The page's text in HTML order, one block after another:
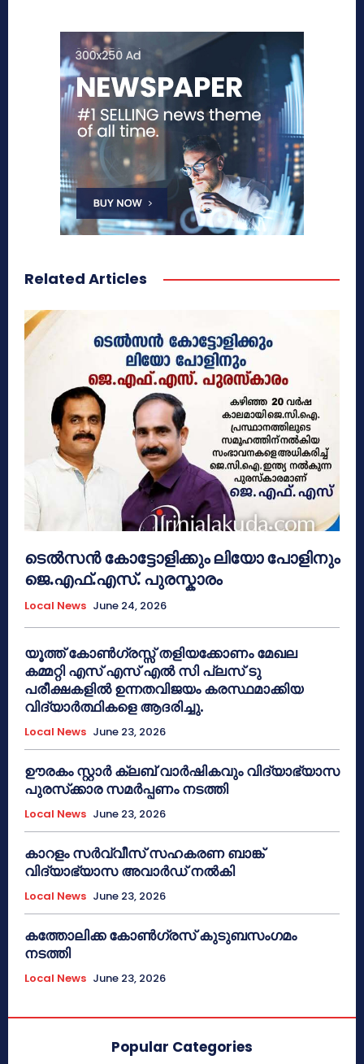
Related Articles
ടെൽസൻ കോട്ടോളിക്കും ലിയോ പോളിനും
ജെ.എഫ്.എസ്. പുരസ്കാരം
Local News June 24, 2026
യൂത്ത് കോൺഗ്രസ്സ് തളിയക്കോണം മേഖല
കമ്മറ്റി എസ് എസ് എൽ സി പ്ലസ് ടു
പരീക്ഷകളിൽ ഉന്നതവിജയം കരസ്ഥമാക്കിയ
വിദ്യാർത്ഥികളെ ആദരിച്ചു.
Local News June 23, 2026
ഊരകം സ്റ്റാർ ക്ലബ് വാർഷികവും വിദ്യാഭ്യാസ
പുരസ്‌ക്കാര സമർപ്പണം നടത്തി
Local News June 23, 2026
കാറളം സർവ്വീസ് സഹകരണ ബാങ്ക്
വിദ്യാഭ്യാസ അവാർഡ് നൽകി
Local News June 23, 2026
കത്തോലിക്ക കോൺഗ്രസ് കുടുബസംഗമം
നടത്തി
Local News June 23, 2026
Popular Categories